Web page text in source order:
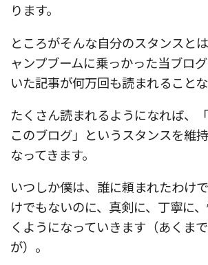
ります。
ところがそんな自分のスタンスと
ャンプブームに乗っかった当ブロ
いた記事が何万回も読まれることな
たくさん読まれるようになれば、「
このブログ」というスタンスを維
なってきます。
いつしか僕は、誰に頼まれたわけ
けでもないのに、真剣に、丁寧に
くようになっていきます（あくま
が）。